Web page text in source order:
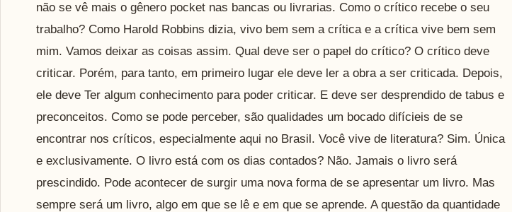
não se vê mais o gênero pocket nas bancas ou livrarias. Como o crítico recebe o seu
trabalho? Como Harold Robbins dizia, vivo bem sem a crítica e a crítica vive bem sem
mim. Vamos deixar as coisas assim. Qual deve ser o papel do crítico? O crítico deve
criticar. Porém, para tanto, em primeiro lugar ele deve ler a obra a ser criticada. Depois,
ele deve Ter algum conhecimento para poder criticar. E deve ser desprendido de tabus e
preconceitos. Como se pode perceber, são qualidades um bocado difícieis de se
encontrar nos críticos, especialmente aqui no Brasil. Você vive de literatura? Sim. Única
e exclusivamente. O livro está com os dias contados? Não. Jamais o livro será
prescindido. Pode acontecer de surgir uma nova forma de se apresentar um livro. Mas
sempre será um livro, algo em que se lê e em que se aprende. A questão da quantidade